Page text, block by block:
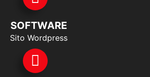
SOFTWARE
Sito Wordpress